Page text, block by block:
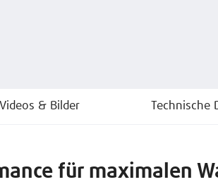
Videos & Bilder Technische
für maximalen